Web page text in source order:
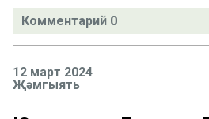
Комментарий 0
12 март 2024
Җәмгыять